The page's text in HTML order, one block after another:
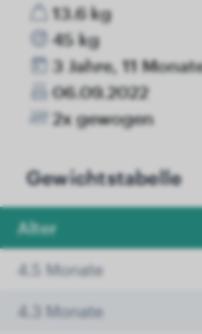
13.6 kg
45 kg
3 Jahre, 11
06.09.2022
2x gewogen
Gewichtstabelle
Alter
4.5 Monate
4.3 Monate